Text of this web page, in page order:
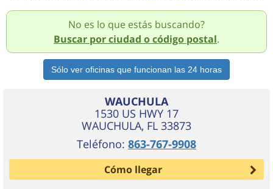
No es lo que estás buscando?
Buscar por ciudad o código postal.
WAUCHULA
1530 US HWY 17
WAUCHULA, FL 33873
Teléfono: 863-767-9908
Cómo llegar